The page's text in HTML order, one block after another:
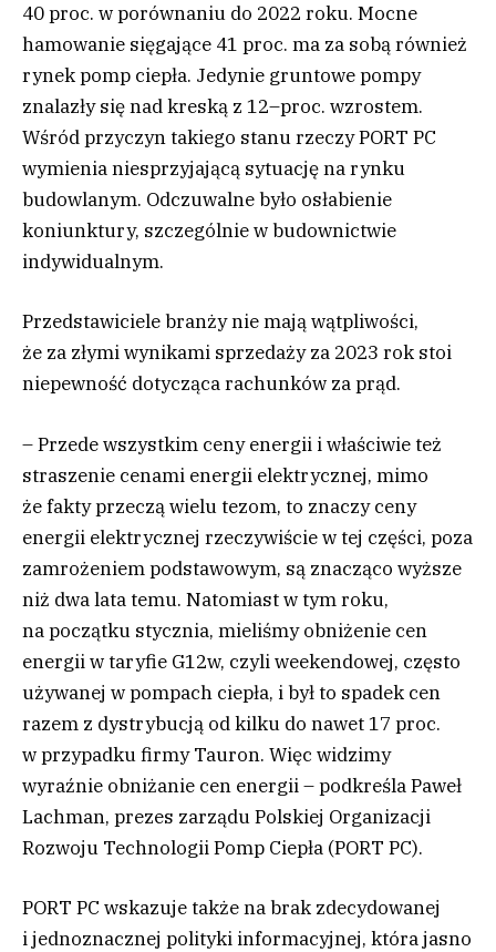
40 proc. w porównaniu do 2022 roku. Mocne
hamowanie sięgające 41 proc. ma za sobą również
rynek pomp ciepła. Jedynie gruntowe pompy
znalazły się nad kreską z 12–proc. wzrostem.
Wśród przyczyn takiego stanu rzeczy PORT PC
wymienia niesprzyjającą sytuację na rynku
budowlanym. Odczuwalne było osłabienie
koniunktury, szczególnie w budownictwie
indywidualnym.
Przedstawiciele branży nie mają wątpliwości,
że za złymi wynikami sprzedaży za 2023 rok stoi
niepewność dotycząca rachunków za prąd.
– Przede wszystkim ceny energii i właściwie też
straszenie cenami energii elektrycznej, mimo
że fakty przeczą wielu tezom, to znaczy ceny
energii elektrycznej rzeczywiście w tej części, poza
zamrożeniem podstawowym, są znacząco wyższe
niż dwa lata temu. Natomiast w tym roku,
na początku stycznia, mieliśmy obniżenie cen
energii w taryfie G12w, czyli weekendowej, często
używanej w pompach ciepła, i był to spadek cen
razem z dystrybucją od kilku do nawet 17 proc.
w przypadku firmy Tauron. Więc widzimy
wyraźnie obniżanie cen energii – podkreśla Paweł
Lachman, prezes zarządu Polskiej Organizacji
Rozwoju Technologii Pomp Ciepła (PORT PC).
PORT PC wskazuje także na brak zdecydowanej
i jednoznacznej polityki informacyjnej, która jasno